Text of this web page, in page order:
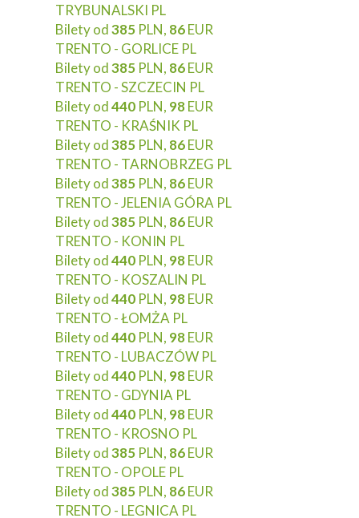
TRYBUNALSKI PL
Bilety od385 PLN, 86EUR
TRENTO - GORLICE PL
Bilety od385 PLN, 86EUR
TRENTO - SZCZECIN PL
Bilety od440 PLN, 98EUR
TRENTO - KRAŚNIK PL
Bilety od385 PLN, 86EUR
TRENTO - TARNOBRZEG PL
Bilety od385 PLN, 86EUR
TRENTO - JELENIA GÓRA PL
Bilety od385 PLN, 86EUR
TRENTO - KONIN PL
Bilety od440 PLN, 98EUR
TRENTO - KOSZALIN PL
Bilety od440 PLN, 98EUR
TRENTO - ŁOMŻA PL
Bilety od440 PLN, 98EUR
TRENTO - LUBACZÓW PL
Bilety od440 PLN, 98EUR
TRENTO - GDYNIA PL
Bilety od440 PLN, 98EUR
TRENTO - KROSNO PL
Bilety od385 PLN, 86EUR
TRENTO - OPOLE PL
Bilety od385 PLN, 86EUR
TRENTO - LEGNICA PL